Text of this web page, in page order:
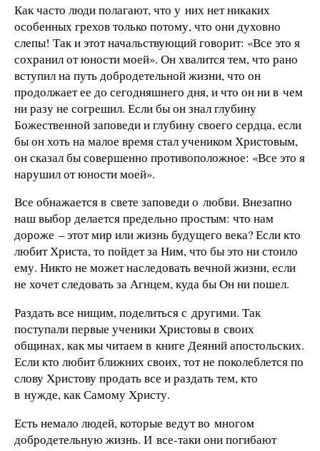
Как часто люди полагают, что у них нет никаких
особенных грехов только потому, что они духовно
слепы! Так и этот начальствующий говорит: «Все это я
сохранил от юности моей». Он хвалится тем, что рано
вступил на путь добродетельной жизни, что он
продолжает ее до сегодняшнего дня, и что он ни в чем
ни разу не согрешил. Если бы он знал глубину
Божественной заповеди и глубину своего сердца, если
бы он хоть на малое время стал учеником Христовым,
он сказал бы совершенно противоположное: «Все это я
нарушил от юности моей».
Все обнажается в свете заповеди о любви. Внезапно
наш выбор делается предельно простым: что нам
дороже – этот мир или жизнь будущего века? Если кто
любит Христа, то пойдет за Ним, что бы это ни стоило
ему. Никто не может наследовать вечной жизни, если
не хочет следовать за Агнцем, куда бы Он ни пошел.
Раздать все нищим, поделиться с другими. Так
поступали первые ученики Христовы в своих
общинах, как мы читаем в книге Деяний апостольских.
Если кто любит ближних своих, тот не поколеблется по
слову Христову продать все и раздать тем, кто
в нужде, как Самому Христу.
Есть немало людей, которые ведут во многом
добродетельную жизнь. И все-таки они погибают